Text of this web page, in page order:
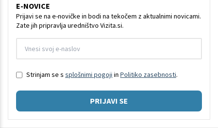
E-NOVICE
Prijavi se na e-novičke in bodi na tekočem z aktualnimi novicami.
Zate jih pripravlja uredništvo Vizita.si.
Strinjam se s splošnimi pogoji in Politiko zasebnosti.
PRIJAVI SE